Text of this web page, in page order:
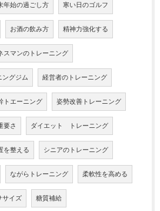
年始の過ごし方 寒い日のゴルフ
お酒の飲み方 精神力強化する
スマンのトレーニング
グジム 経営者のトレーニング
トエーニング 姿勢改善トレーニング
要さ ダイエット トレーニング
を整える シニアのトレーニング
ながらトレーニング 柔軟性を高める
イズ 糖質補給